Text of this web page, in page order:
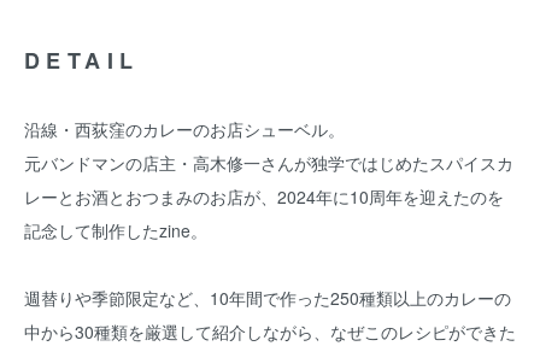
DETAIL
沿線・西荻窪のカレーのお店シューベル。
元バンドマンの店主・高木修一さんが独学ではじめたスパイスカ
レーとお酒とおつまみのお店が、2024年に10周年を迎えたのを
記念して制作したzine。
週替りや季節限定など、10年間で作った250種類以上のカレーの
中から30種類を厳選して紹介しながら、なぜこのレシピができた